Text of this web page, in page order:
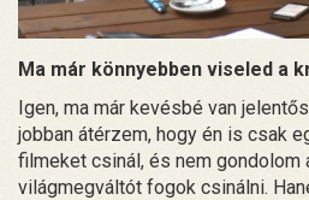
Ma már könnyebben viseled a
Igen, ma már kevésbé van
jobban átérzem, hogy én is csak
filmeket csinál, és nem gondolom
világmegváltót fogok csinálni.